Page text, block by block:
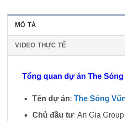
MÔ TẢ
VIDEO THỰC TẾ
Tổng quan dự án The Sóng
Tên dự án: The Sóng
Chủ đầu tư: An Gia Group